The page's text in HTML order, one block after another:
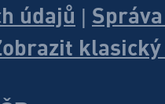
údajů